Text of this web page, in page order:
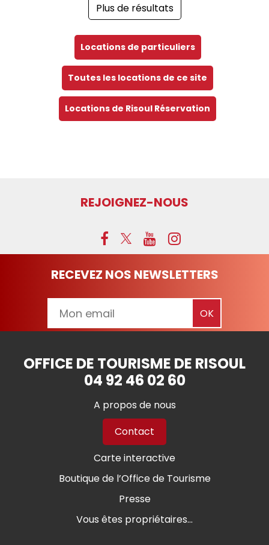
Plus de résultats
Locations de particuliers
Toutes les locations de ce site
Locations de Risoul Réservation
REJOIGNEZ-NOUS
RECEVEZ NOS NEWSLETTERS
OFFICE DE TOURISME DE RISOUL
04 92 46 02 60
A propos de nous
Contact
Carte interactive
Boutique de l’Office de Tourisme
Presse
Vous êtes propriétaires...